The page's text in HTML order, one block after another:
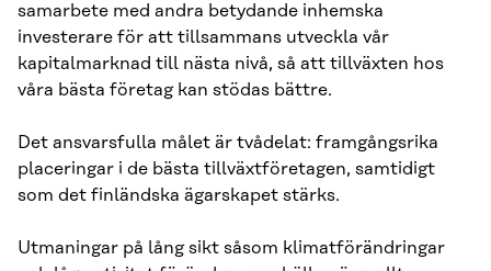
samarbete med andra betydande inhemska
investerare för att tillsammans utveckla vår
kapitalmarknad till nästa nivå, så att tillväxten hos
våra bästa företag kan stödas bättre.
Det ansvarsfulla målet är tvådelat: framgångsrika
placeringar i de bästa tillväxtföretagen, samtidigt
som det finländska ägarskapet stärks.
Utmaningar på lång sikt såsom klimatförändringar